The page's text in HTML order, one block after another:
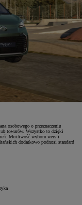
osobowego o przeznaczeniu
towarów. Wszystko to dzięki
Możliwość wyboru wersji
dodatkowo podnosi standard